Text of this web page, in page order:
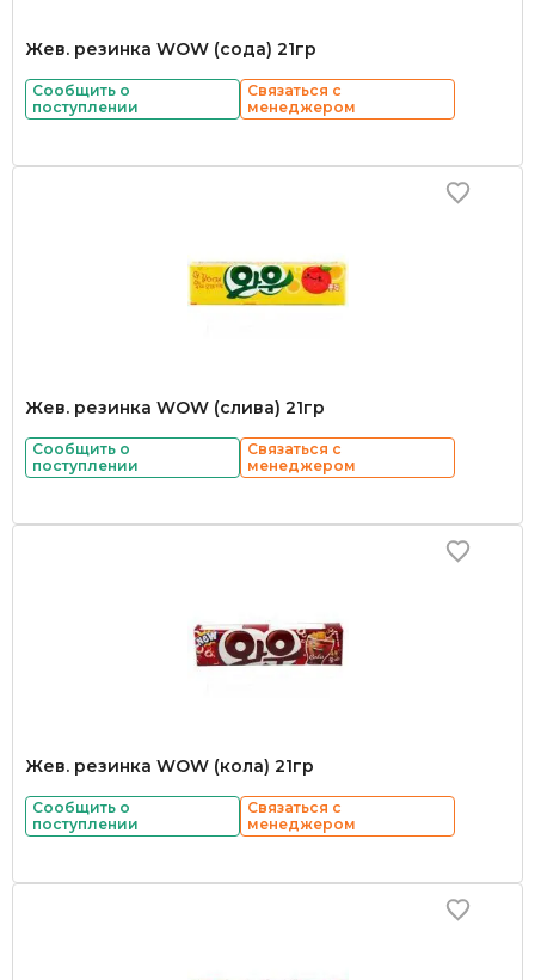
Жев. резинка WOW (сода) 21гр
Сообщить о
поступлении
Связаться с
менеджером
Жев. резинка WOW (слива) 21гр
Сообщить о
поступлении
Связаться с
менеджером
Жев. резинка WOW (кола) 21гр
Сообщить о
поступлении
Связаться с
менеджером